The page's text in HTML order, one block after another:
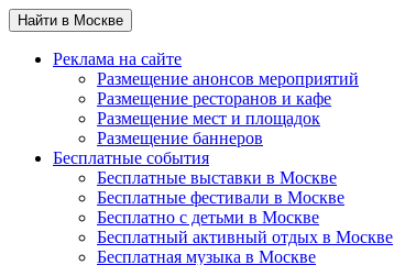
Найти в Москве
Реклама на сайте
Размещение анонсов мероприятий
Размещение ресторанов и кафе
Размещение мест и площадок
Размещение баннеров
Бесплатные события
Бесплатные выставки в Москве
Бесплатные фестивали в Москве
Бесплатно с детьми в Москве
Бесплатный активный отдых в Москве
Бесплатная музыка в Москве